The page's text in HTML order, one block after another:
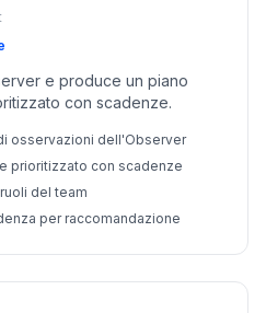
e produce un piano
con scadenze.
osservazioni dell'Observer
prioritizzato con scadenze
del team
per raccomandazione